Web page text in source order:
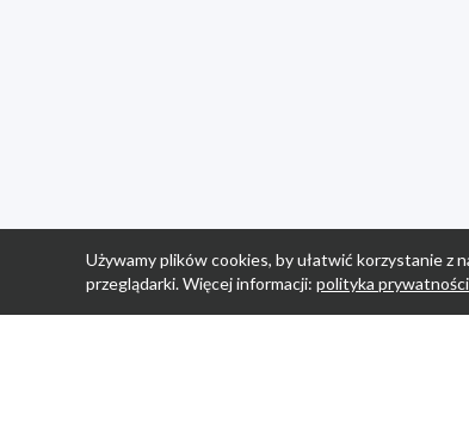
Używamy plików cookies, by ułatwić korzystanie z
przeglądarki. Więcej informacji: polityka prywatności